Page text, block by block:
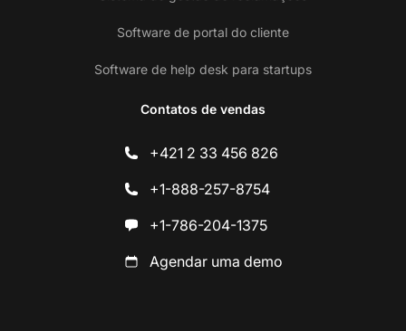
Software de portal do cliente
Software de help desk para startups
Contatos de vendas
+421 2 33 456 826
+1-888-257-8754
+1-786-204-1375
Agendar uma demo